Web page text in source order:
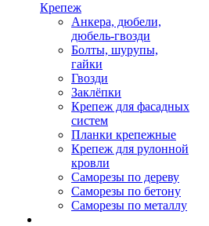
Крепеж
Анкера, дюбели,
дюбель-гвозди
Болты, шурупы,
гайки
Гвозди
Заклёпки
Крепеж для фасадных
систем
Планки крепежные
Крепеж для рулонной
кровли
Саморезы по дереву
Саморезы по бетону
Саморезы по металлу